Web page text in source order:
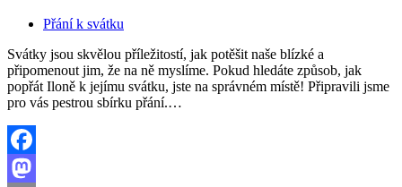
Přání k svátku
Svátky jsou skvělou příležitostí, jak potěšit naše blízké a
připomenout jim, že na ně myslíme. Pokud hledáte způsob, jak
popřát Iloně k jejímu svátku, jste na správném místě! Připravili jsme
pro vás pestrou sbírku přání.…
Facebook